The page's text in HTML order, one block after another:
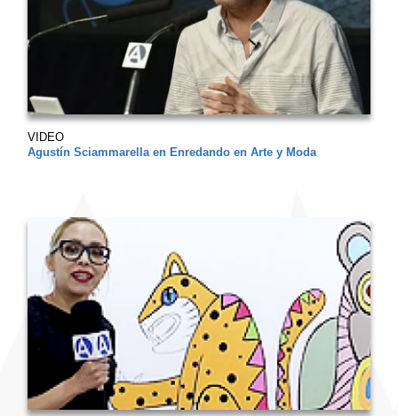
VIDEO
Agustín Sciammarella en Enredando en Arte y Moda